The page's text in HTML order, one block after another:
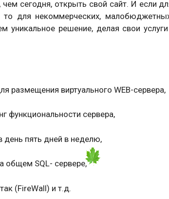
сегодня, открыть свой сайт. И если
то для некоммерческих,
уникальное решение, делая свои
размещения виртуального WEB-сервера,
функциональности сервера,
день пять дней в неделю,
общем SQL- сервере,
(FireWall) и т.д.